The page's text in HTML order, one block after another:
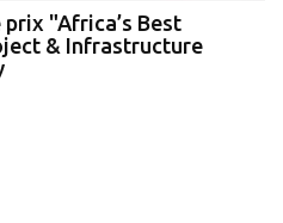
"Africa’s Best
& Infrastructure